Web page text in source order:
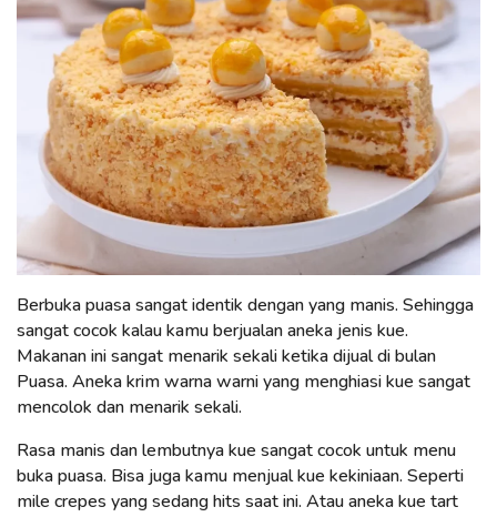
Berbuka puasa sangat identik dengan yang manis. Sehingga
sangat cocok kalau kamu berjualan aneka jenis kue.
Makanan ini sangat menarik sekali ketika dijual di bulan
Puasa. Aneka krim warna warni yang menghiasi kue sangat
mencolok dan menarik sekali.
Rasa manis dan lembutnya kue sangat cocok untuk menu
buka puasa. Bisa juga kamu menjual kue kekiniaan. Seperti
mile crepes yang sedang hits saat ini. Atau aneka kue tart